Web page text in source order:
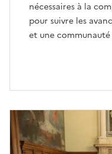
nécessaires à la
pour suivre les
et une communauté